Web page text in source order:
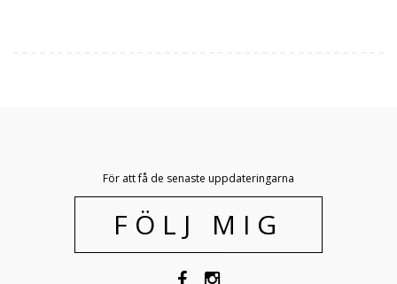
För att få de senaste uppdateringarna
FÖLJ MIG